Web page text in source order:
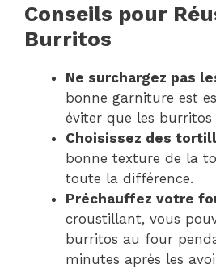
Conseils pour
Burritos
Ne surchargez pas
bonne garniture est
éviter que les burritos
Choisissez des
bonne texture de la
toute la différence.
Préchauffez votre
croustillant, vous
burritos au four
minutes après les